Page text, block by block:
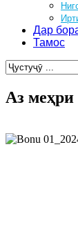
Дар
Тамос
Аз меҳри